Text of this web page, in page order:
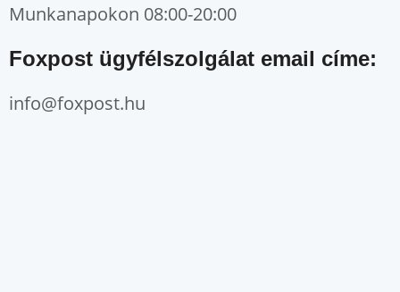
Munkanapokon 08:00-20:00
Foxpost ügyfélszolgálat email címe:
info@foxpost.hu